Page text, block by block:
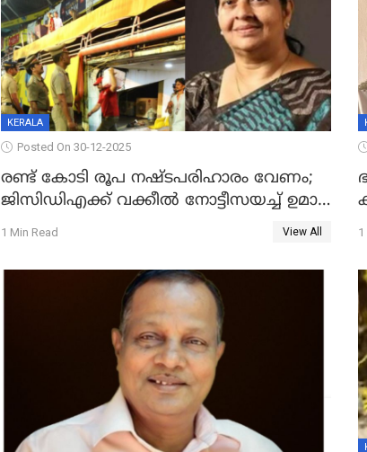
KERALA
Posted On 30-12-2025
രണ്ട് കോടി രൂപ നഷ്ടപരിഹാരം വേണം;
ജിസിഡിഎക്ക് വക്കീൽ നോട്ടീസയച്ച് ഉമാ
തോമസ്
1 Min Read View All 1